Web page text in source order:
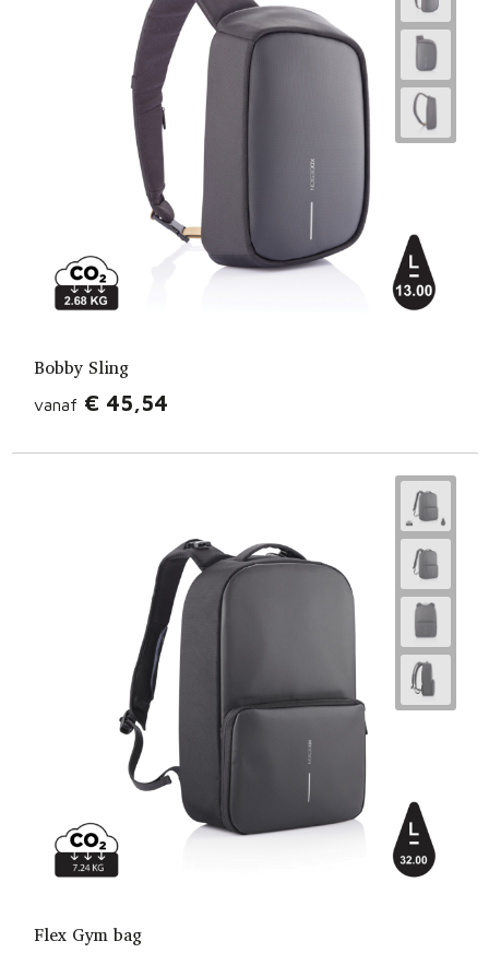
Bobby Sling
vanaf € 45,54
Flex Gym bag